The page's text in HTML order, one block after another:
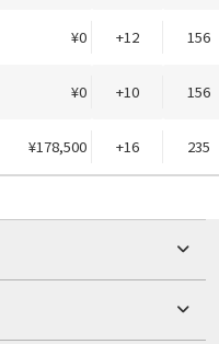
¥0 +12 156
¥0 +10 156
¥178,500 +16 235